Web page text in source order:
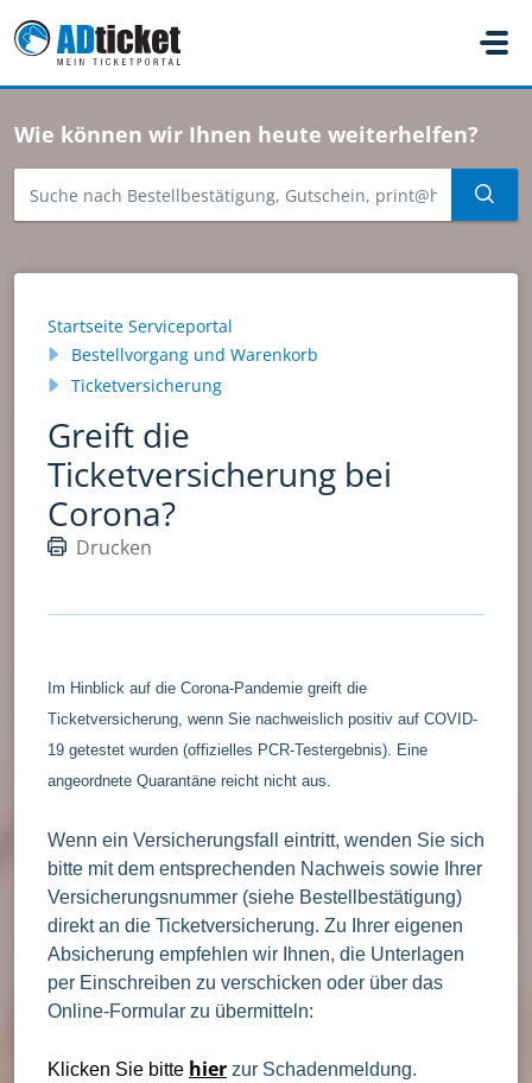
Wie können wir Ihnen heute weiterhelfen?
Startseite Serviceportal
Bestellvorgang und Warenkorb
Ticketversicherung
Greift die
Ticketversicherung bei
Corona?
Drucken
Im Hinblick auf die Corona-Pandemie greift die
Ticketversicherung, wenn Sie nachweislich positiv auf COVID-
19 getestet wurden (offizielles PCR-Testergebnis). Eine
angeordnete Quarantäne reicht nicht aus.
Wenn ein Versicherungsfall eintritt, wenden Sie sich
bitte mit dem entsprechenden Nachweis sowie Ihrer
Versicherungsnummer (siehe Bestellbestätigung)
direkt an die Ticketversicherung. Zu Ihrer eigenen
Absicherung empfehlen wir Ihnen, die Unterlagen
per Einschreiben zu verschicken oder über das
Online-Formular zu übermitteln:
Klicken Sie bitte hier zur Schadenmeldung.